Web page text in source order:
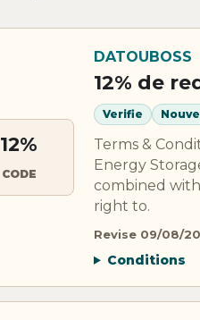
12%
CODE
DATOUBOSS
12% de
Verifie
Terms &
Energy
combined
right to.
Revise 09/08/
Conditions